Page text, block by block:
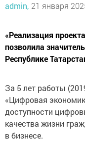
admin, 21 января
«Реализация
позволила
Республике
За 5 лет работы
«Цифровая
доступности
качества жизни
в бизнесе.